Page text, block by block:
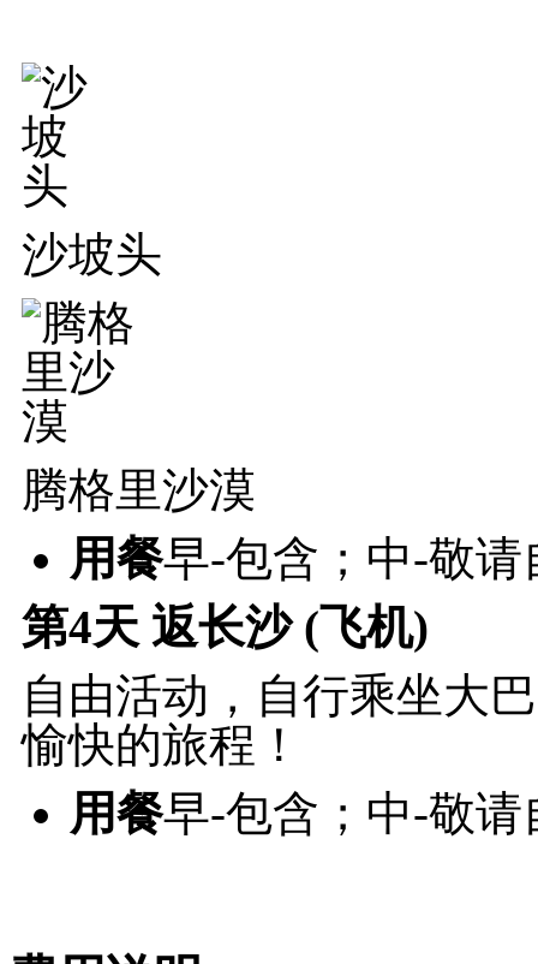
沙坡头
腾格里沙漠
用餐早-包含；中-敬
第4天 返长沙 (飞机)
自由活动，自行乘坐大
愉快的旅程！
用餐早-包含；中-敬